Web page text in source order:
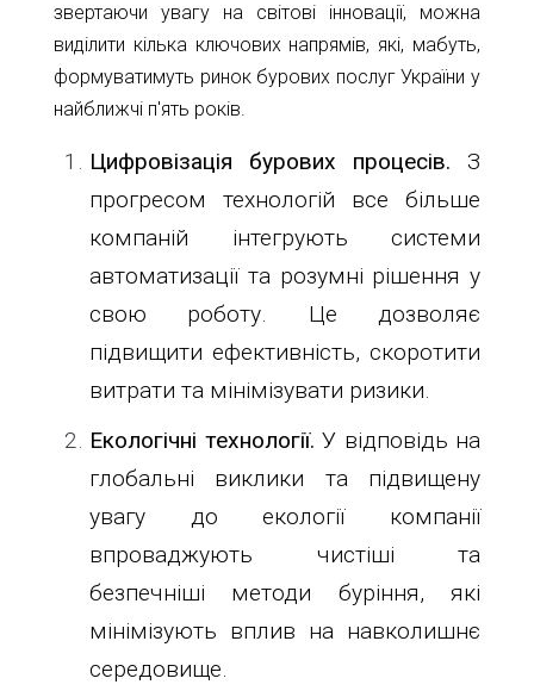
звертаючи увагу на світові інновації, можна
виділити кілька ключових напрямів, які, мабуть,
формуватимуть ринок бурових послуг України у
найближчі п'ять років.
Цифровізація бурових процесів. З
прогресом технологій все більше
компаній інтегрують системи
автоматизації та розумні рішення у
свою роботу. Це дозволяє
підвищити ефективність, скоротити
витрати та мінімізувати ризики.
Екологічні технології. У відповідь на
глобальні виклики та підвищену
увагу до екології компанії
впроваджують чистіші та
безпечніші методи буріння, які
мінімізують вплив на навколишнє
середовище.